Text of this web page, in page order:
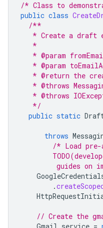
/* Class to
public class
/**
* Create a draft
   *
* @param
* @param
* @return the
* @throws
* @throws
   */
public static
throws
/* Load
guides on
.
// Create the